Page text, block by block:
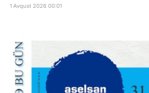
1 Avqust 2026 00:01